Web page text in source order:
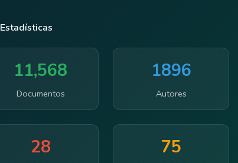
Estadísticas
11,568
Documentos
1896
Autores
28 75